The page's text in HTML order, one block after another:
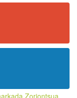
Zoriontsua,